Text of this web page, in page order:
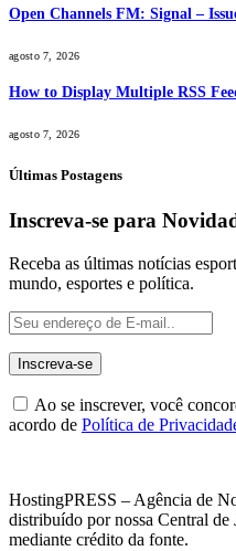
Open Channels FM: Signal –
agosto 7, 2026
How to Display Multiple RSS
agosto 7, 2026
Últimas Postagens
Inscreva-se para
Receba as últimas notícias
mundo, esportes e política.
Ao se inscrever, você
acordo de Política de
HostingPRESS – Agência de
distribuído por nossa Central
mediante crédito da fonte.